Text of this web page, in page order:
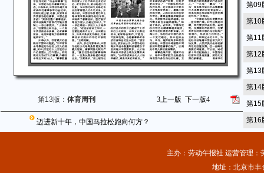
第13版： 体育周刊 3上一版 下一版4
迈进新十年，中国马拉松跑向何方？
第09
第10
第11
第12
第13
第14
第15
第16
主办：劳动午报社 运营管理
地址：北京市